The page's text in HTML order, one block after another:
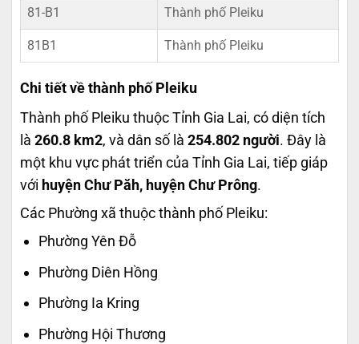
81-B1 Thành phố Pleiku
81B1 Thành phố Pleiku
Chi tiết về thành phố Pleiku
Thành phố Pleiku thuộc Tỉnh Gia Lai, có diện tích
là 260.8 km2, và dân số là 254.802 người. Đây là
một khu vực phát triển của Tỉnh Gia Lai, tiếp giáp
với huyện Chư Păh, huyện Chư Prông.
Các Phường xã thuộc thành phố Pleiku:
Phường Yên Đỗ
Phường Diên Hồng
Phường Ia Kring
Phường Hội Thương